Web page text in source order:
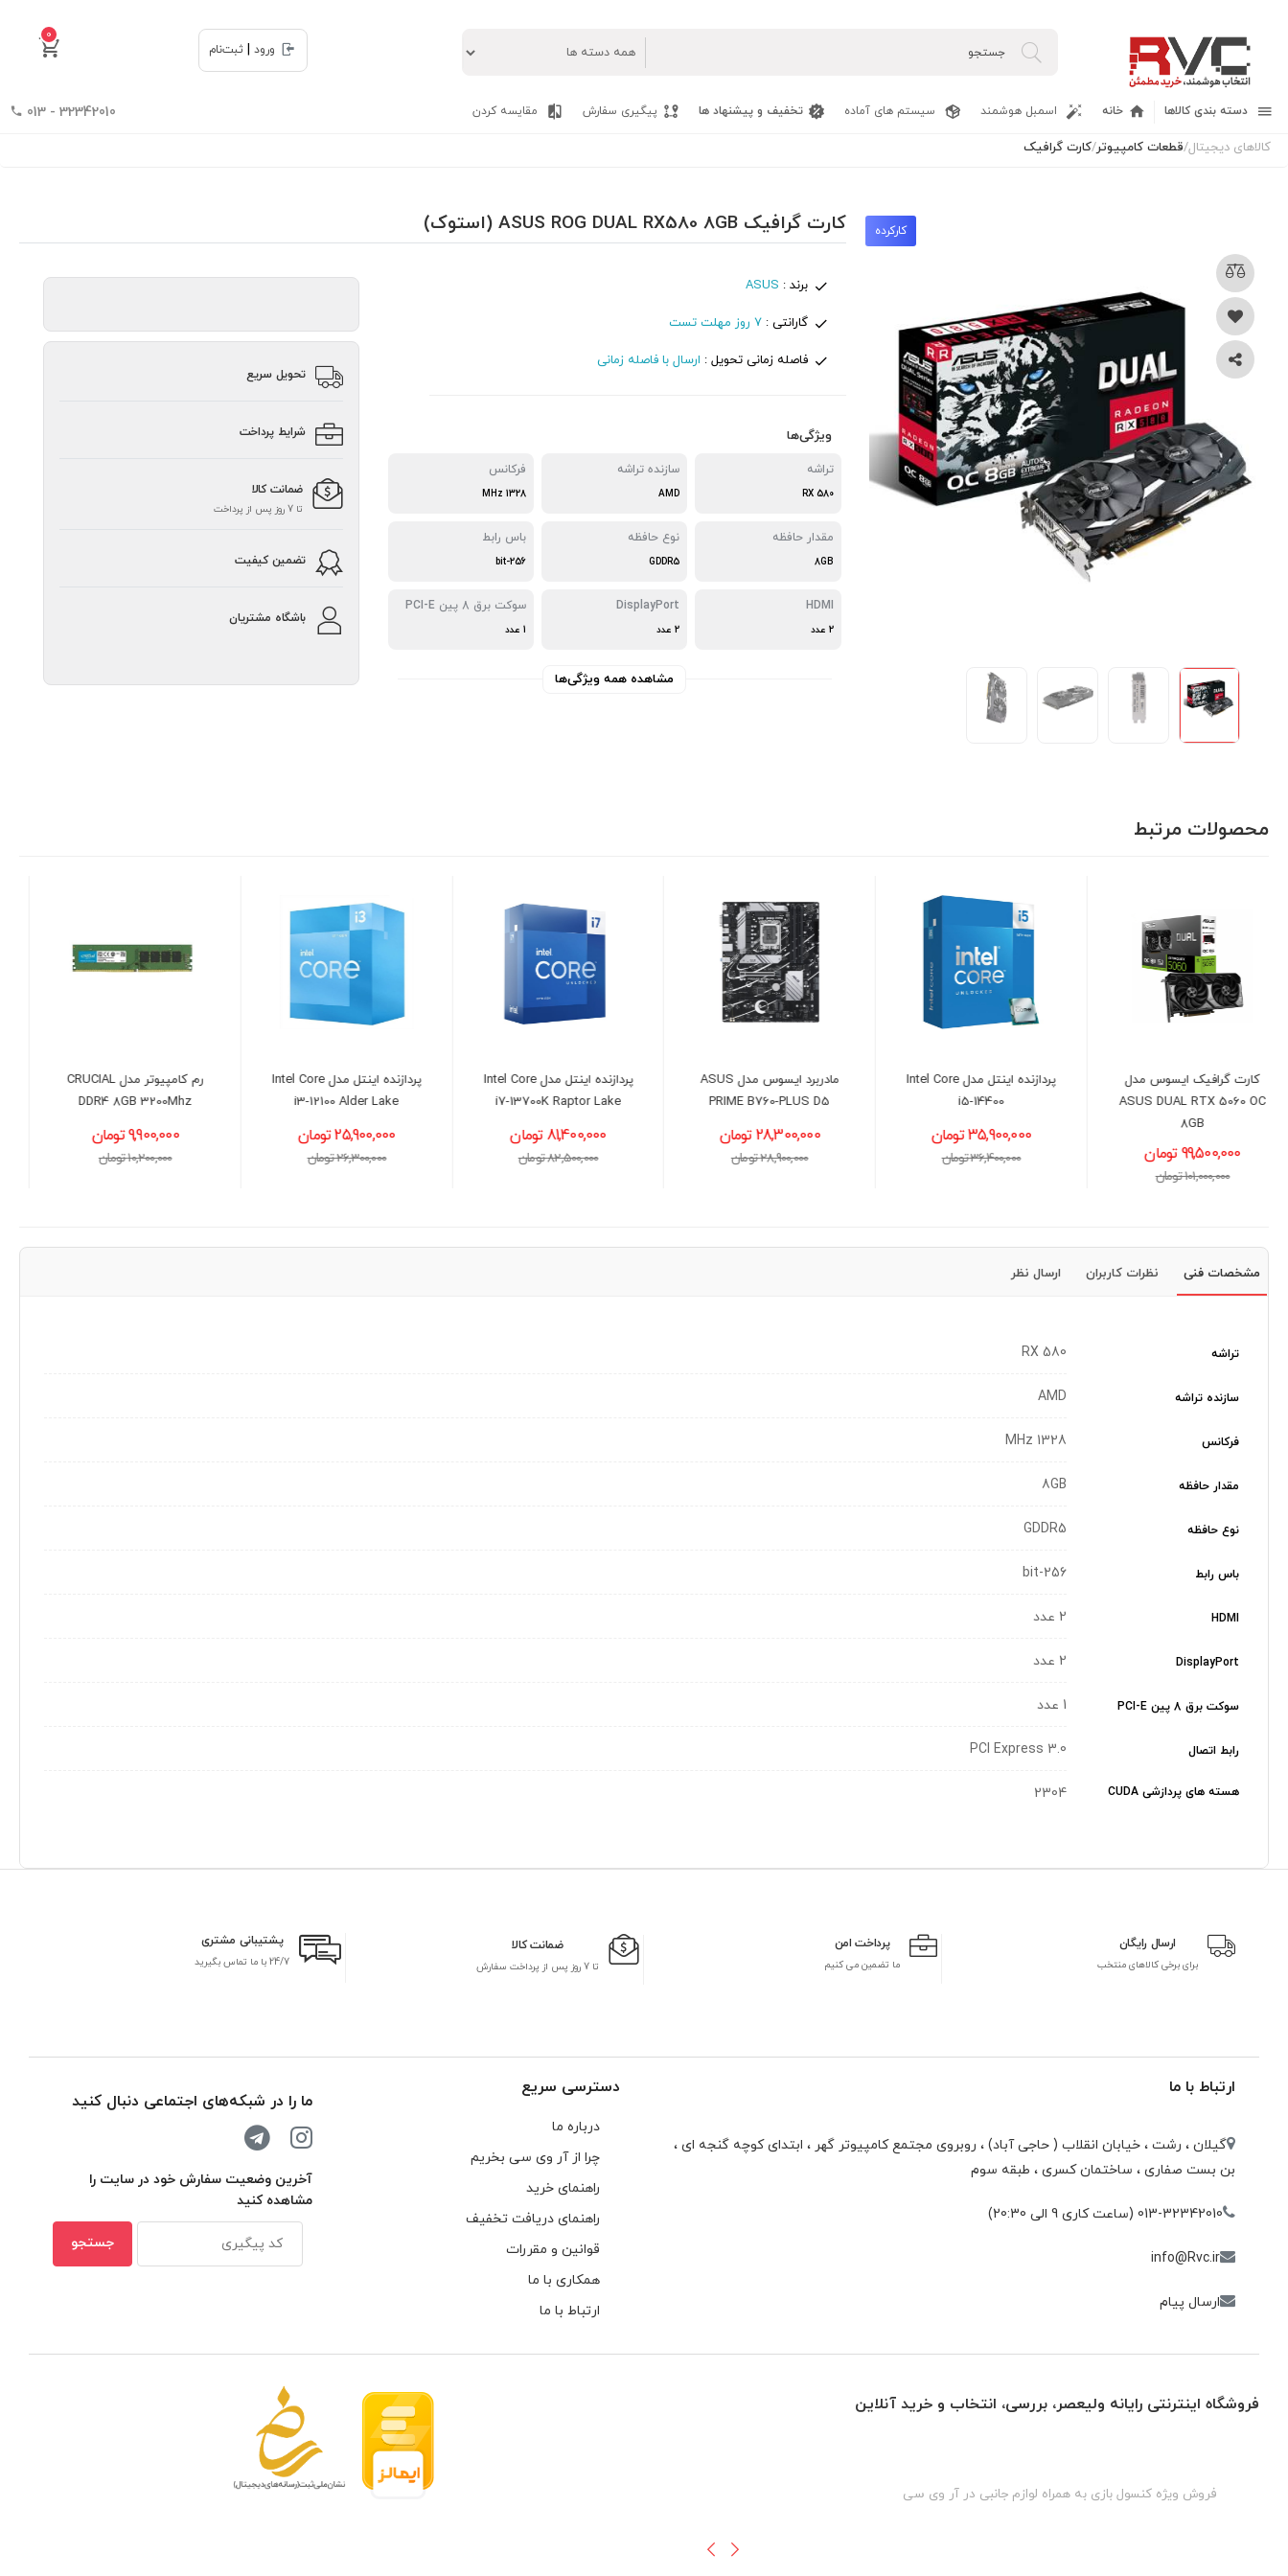
0
ورود
ثبت‌نام
دسته بندی کالاها خانه اسمبل هوشمند سیستم های آماده تخفیف و پیشنهاد ها پیگیری سفارش مقایسه کردن 32342010 - 013
کالاهای دیجیتال/قطعات کامپیوتر/کارت گرافیک
کارکرده کارت گرافیک ASUS ROG DUAL RX580 8GB (استوک)
برند : ASUS
گارانتی : 7 روز مهلت تست
فاصله زمانی تحویل : ارسال با فاصله زمانی
ویژگی‌ها
تراشه
RX 580
سازنده تراشه
AMD
فرکانس
1328 MHz
مقدار حافظه
8GB
نوع حافظه
GDDR5
باس رابط
256-bit
HDMI
2 عدد
DisplayPort
2 عدد
سوکت برق 8 پین PCI-E
1 عدد
مشاهده همه ویژگی‌ها
تحویل سریع
شرایط پرداخت
ضمانت کالا
تا 7 روز پس از پرداخت
تضمین کیفیت
باشگاه مشتریان
محصولات مرتبط
پردازنده اینتل مدل Intel Core
i5-14400
35,900,000 تومان
36,400,000 تومان
مادربرد ایسوس مدل ASUS
PRIME B760-PLUS D5
28,300,000 تومان
28,900,000 تومان
پردازنده اینتل مدل Intel Core
i7-13700K Raptor Lake
81,400,000 تومان
82,500,000 تومان
پردازنده اینتل مدل Intel Core
i3-12100 Alder Lake
25,900,000 تومان
26,300,000 تومان
رم کامپیوتر مدل CRUCIAL
DDR4 8GB 3200Mhz
9,900,000 تومان
10,200,000 تومان
حافظه اس اس دی لکسار
مدل LEXAR NM620 M.2
23,200,000 تومان
مشخصات فنی نظرات کاربران ارسال نظر
تراشه RX 580
سازنده تراشه AMD
فرکانس 1328 MHz
مقدار حافظه 8GB
نوع حافظه GDDR5
باس رابط 256-bit
HDMI 2 عدد
DisplayPort 2 عدد
سوکت برق 8 پین PCI-E 1 عدد
رابط اتصال PCI Express 3.0
هسته های پردازشی CUDA 2304
ارسال رایگان
برای برخی کالاهای منتخب
پرداخت امن
ما تضمین می کنیم
ضمانت کالا
تا 7 روز پس از پرداخت سفارش
پشتیبانی مشتری
24/7 با ما تماس بگیرید
ارتباط با ما
گیلان ، رشت ، خيابان انقلاب ( حاجی آباد) ، روبروی مجتمع كامپيوتر گهر ، ابتدای كوچه گنجه ای ،
بن بست صفاری ، ساختمان كسری ، طبقه سوم
013-32342010 (ساعت کاری 9 الی 20:30)
info@Rvc.ir
ارسال پیام
دسترسی سریع
درباره ما
چرا از آر وی سی بخریم
راهنمای خرید
راهنمای دریافت تخفیف
قوانین و مقررات
همکاری با ما
ارتباط با ما
ما را در شبکه‌های اجتماعی دنبال کنید
آخرین وضعیت سفارش خود در سایت را
مشاهده کنید
فروشگاه اینترنتی رایانه ولیعصر، بررسی، انتخاب و خرید آنلاین
فروش ویژه کنسول بازی به همراه لوازم جانبی در آر وی سی هارهای اینترنال مخصوص دوربین های مدار بسته در ظرفیتهای مختلف